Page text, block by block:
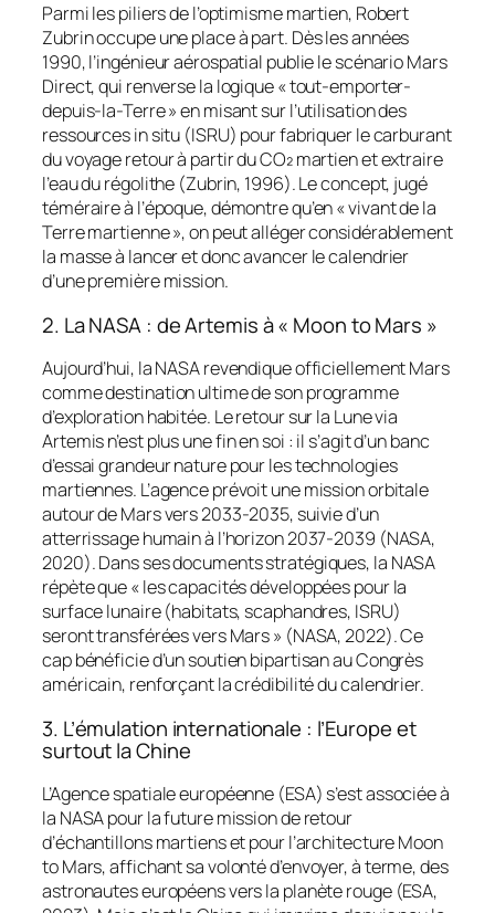
Parmi les piliers de l’optimisme martien, Robert
Zubrin occupe une place à part. Dès les années
1990, l’ingénieur aérospatial publie le scénarioMars
Direct, qui renverse la logique « tout-emporter-
depuis-la-Terre » en misant sur l’utilisation des
ressources in situ (ISRU) pour fabriquer le carburant
du voyage retour à partir du CO₂ martien et extraire
l’eau du régolithe (Zubrin, 1996). Le concept, jugé
téméraire à l’époque, démontre qu’en « vivant de la
Terre martienne », on peut alléger considérablement
la masse à lancer et donc avancer le calendrier
d’une première mission.
2. La NASA : de Artemis à « Moon to Mars »
Aujourd’hui, la NASA revendique officiellement Mars
comme destination ultime de son programme
d’exploration habitée. Le retour sur la Lune via
Artemisn’est plus une fin en soi : il s’agit d’un banc
d’essai grandeur nature pour les technologies
martiennes. L’agence prévoit une mission orbitale
autour de Mars vers 2033-2035, suivie d’un
atterrissage humain à l’horizon 2037-2039 (NASA,
2020). Dans ses documents stratégiques, la NASA
répète que « les capacités développées pour la
surface lunaire (habitats, scaphandres, ISRU)
seront transférées vers Mars » (NASA, 2022). Ce
cap bénéficie d’un soutien bipartisan au Congrès
américain, renforçant la crédibilité du calendrier.
3. L’émulation internationale : l’Europe et
surtout la Chine
L’Agence spatiale européenne (ESA) s’est associée à
la NASA pour la future mission de retour
d’échantillons martiens et pour l’architectureMoon
to Mars, affichant sa volonté d’envoyer, à terme, des
astronautes européens vers la planète rouge (ESA,